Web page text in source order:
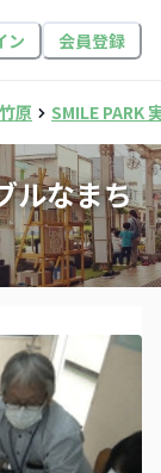
ン 会員登録
原 SMILE PARK
ルなまち